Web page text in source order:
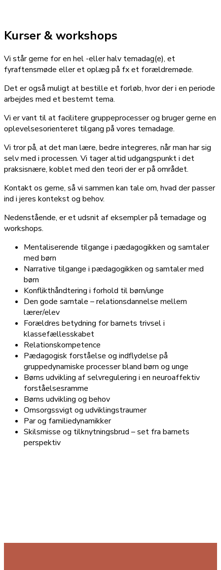
Kurser & workshops
Vi står gerne for en hel -eller halv temadag(e), et
fyraftensmøde eller et oplæg på fx et forældremøde.
Det er også muligt at bestille et forløb, hvor der i en periode
arbejdes med et bestemt tema.
Vi er vant til at facilitere gruppeprocesser og bruger gerne en
oplevelsesorienteret tilgang på vores temadage.
Vi tror på, at det man lære, bedre integreres, når man har sig
selv med i processen. Vi tager altid udgangspunkt i det
praksisnære, koblet med den teori der er på området.
Kontakt os gerne, så vi sammen kan tale om, hvad der passer
ind i jeres kontekst og behov.
Nedenstående, er et udsnit af eksempler på temadage og
workshops.
Mentaliserende tilgange i pædagogikken og samtaler
med børn
Narrative tilgange i pædagogikken og samtaler med
børn
Konflikthåndtering i forhold til børn/unge
Den gode samtale – relationsdannelse mellem
lærer/elev
Forældres betydning for barnets trivsel i
klassefællesskabet
Relationskompetence
Pædagogisk forståelse og indflydelse på
gruppedynamiske processer bland børn og unge
Børns udvikling af selvregulering i en neuroaffektiv
forståelsesramme
Børns udvikling og behov
Omsorgssvigt og udviklingstraumer
Par og familiedynamikker
Skilsmisse og tilknytningsbrud – set fra barnets
perspektiv